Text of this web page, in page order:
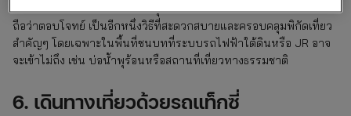
ใครไปเที่ยวฮอกไกโดกันเป็นกลุ่มเป็นแก๊ง การเดินทางเที่ยวด้วยรถบัส
ถือว่าตอบโจทย์ เป็นอีกหนึ่งวิธีที่สะดวกสบายและครอบคลุมพิกัดเที่ยว
สำคัญๆ โดยเฉพาะในพื้นที่ชนบทที่ระบบรถไฟฟ้าใต้ดินหรือ JR อาจ
จะเข้าไม่ถึง เช่น บ่อน้ำพุร้อนหรือสถานที่เที่ยวทางธรรมชาติ
6. เดินทางเที่ยวด้วยรถแท็กซี่